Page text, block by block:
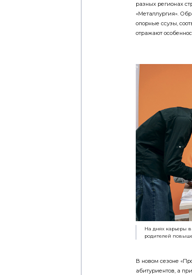
разных регионах
«Металлургия».
опорные ссузы,
отражают
На днях карьеры
родителей
В новом сезоне
абитуриентов, а